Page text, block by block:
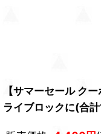
【サマーセール ク
ライブロックに(合